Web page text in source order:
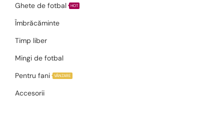
Ghete de fotbal HOT
Îmbrăcăminte
Timp liber
Mingi de fotbal
Pentru fani
VÂNZARE
Accesorii